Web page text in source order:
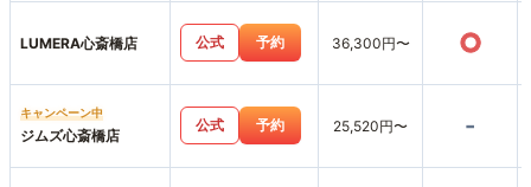
LUMERA心斎橋店 公式 予約 36,300円〜 ○
キャンペーン中
ジムズ心斎橋店
公式 予約 25,520円〜 -